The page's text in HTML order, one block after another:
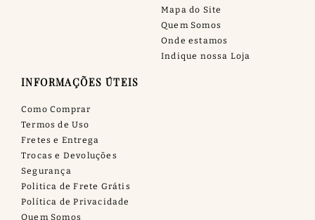
Mapa do Site
Quem Somos
Onde estamos
Indique nossa Loja
INFORMAÇÕES ÚTEIS
Como Comprar
Termos de Uso
Fretes e Entrega
Trocas e Devoluções
Segurança
Politica de Frete Grátis
Política de Privacidade
Quem Somos